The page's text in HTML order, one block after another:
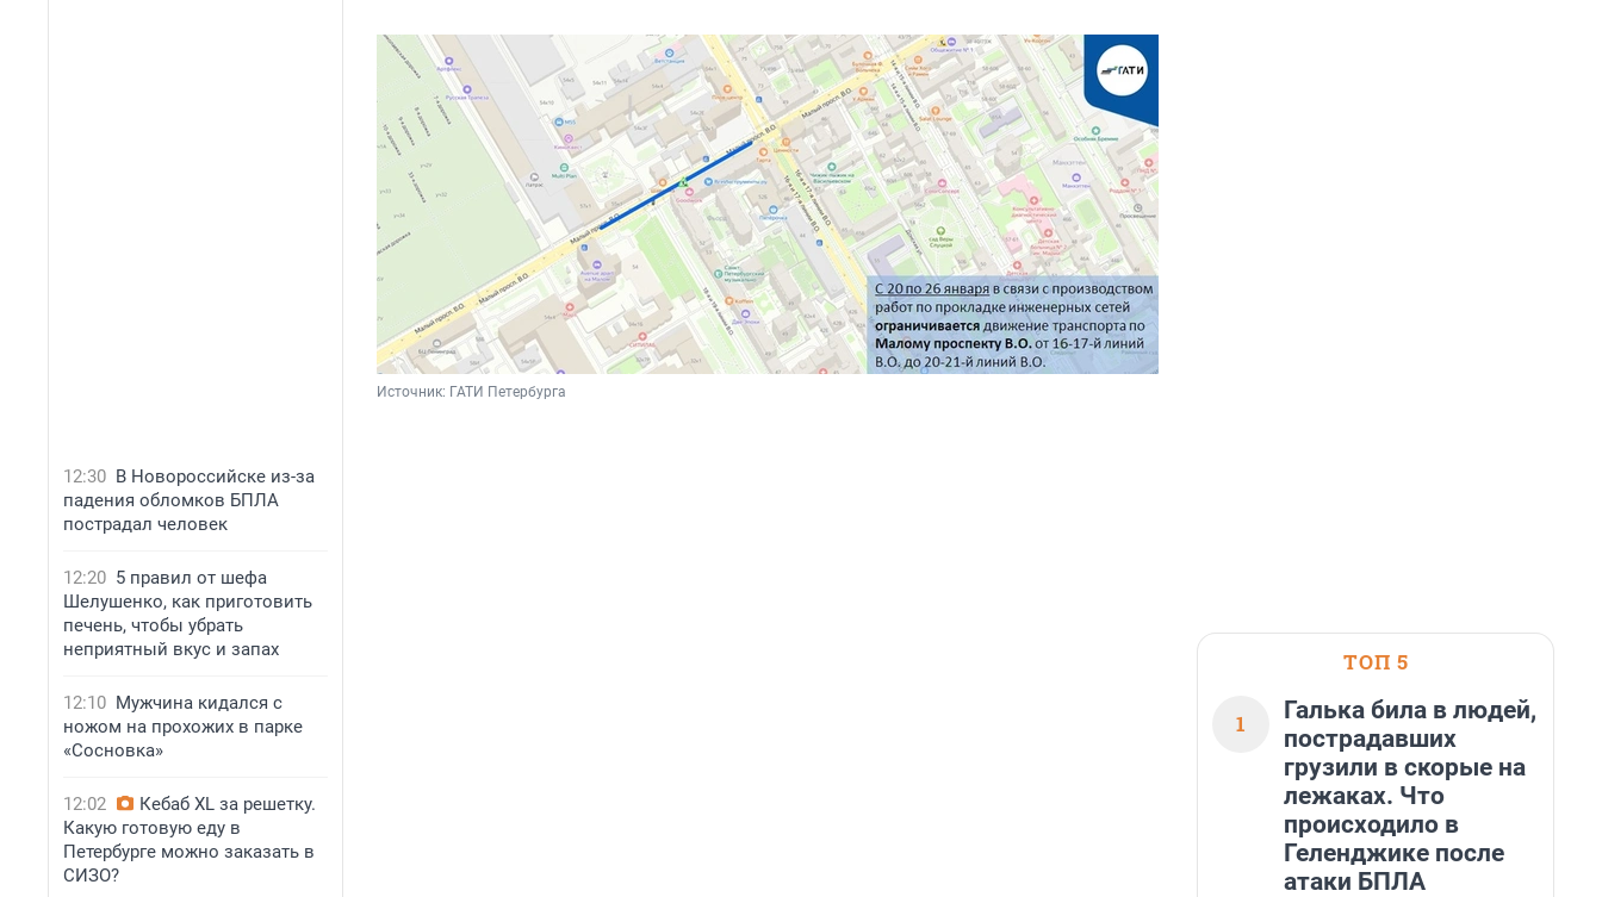
12:30 В Новороссийске из-за
падения обломков БПЛА
пострадал человек
12:20 5 правил от шефа
Шелушенко, как приготовить
печень, чтобы убрать
неприятный вкус и запах
12:10 Мужчина кидался с
ножом на прохожих в парке
«Сосновка»
12:02
Кебаб XL за решетку.
Какую готовую еду в
Петербурге можно заказать в
СИЗО?
Источник: ГАТИ Петербурга
ТОП 5
1
Галька била в людей,
пострадавших
грузили в скорые на
лежаках. Что
происходило в
Геленджике после
атаки БПЛА